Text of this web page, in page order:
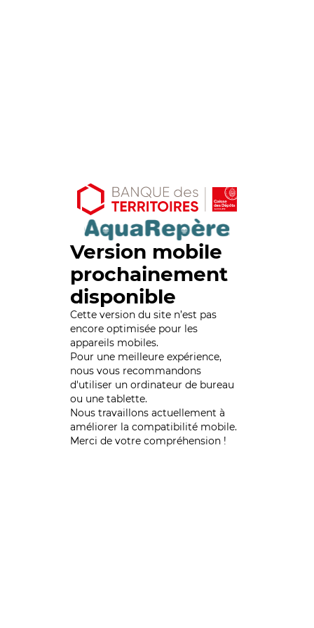
Version mobile
prochainement
disponible
Cette version du site n’est pas
encore optimisée pour les
appareils mobiles.
Pour une meilleure expérience,
nous vous recommandons
d'utiliser un ordinateur de bureau
ou une tablette.
Nous travaillons actuellement à
améliorer la compatibilité mobile.
Merci de votre compréhension !